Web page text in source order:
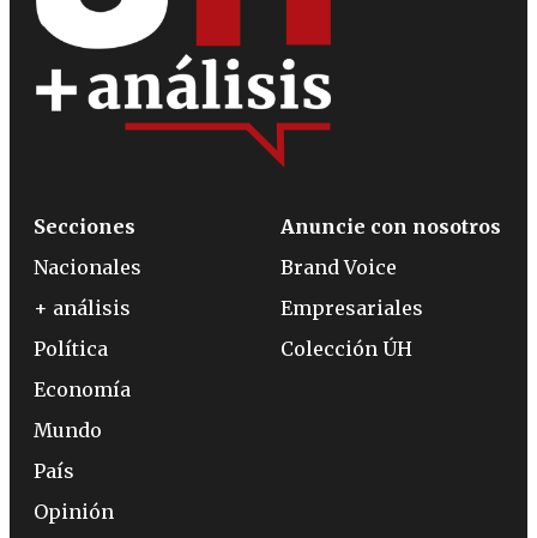
Secciones
Nacionales
+ análisis
Política
Economía
Mundo
País
Opinión
Anuncie con nosotros
Brand Voice
Empresariales
Colección ÚH